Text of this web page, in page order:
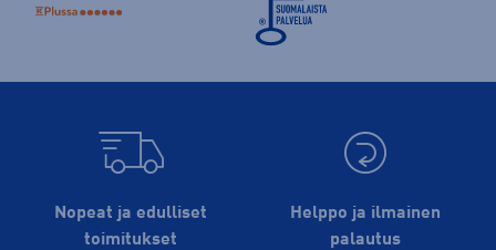
Nopeat ja edulliset
toimitukset
Helppo ja ilmainen
palautus